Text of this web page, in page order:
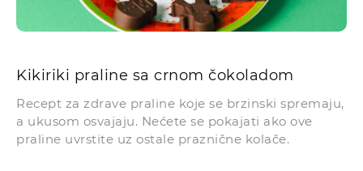
Kikiriki praline sa crnom čokoladom
Recept za zdrave praline koje se brzinski spremaju,
a ukusom osvajaju. Nećete se pokajati ako ove
praline uvrstite uz ostale praznične kolače.